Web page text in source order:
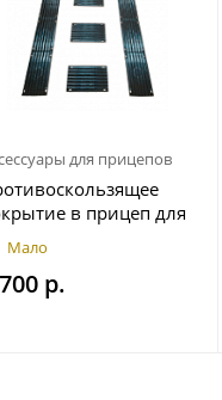
для прицепов
в прицеп для
ПРЕМИУМ
20 элементов
Мало
р.